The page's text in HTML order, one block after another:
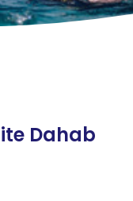
Dahab